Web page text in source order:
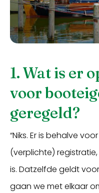
1. Wat is er
voor
geregeld?
“Niks. Er is behalve
(verplichte)
is. Datzelfde geldt
gaan we met elkaar